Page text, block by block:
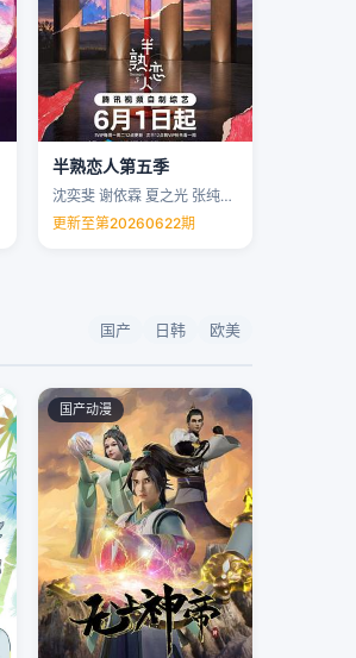
半熟恋人第五季
沈奕斐 谢依霖 夏之光 张纯烨 …
更新至第20260622期
国产 日韩 欧美
国产动漫